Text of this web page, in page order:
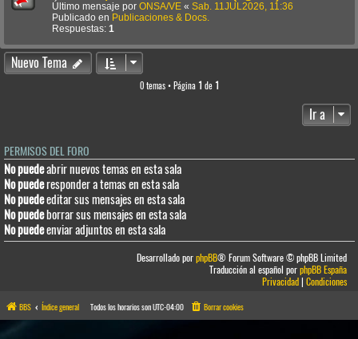
Último mensaje por ONSA/VE « Sab. 11JUL2026, 11:36
Publicado en Publicaciones & Docs.
Respuestas: 1
Nuevo Tema
0 temas • Página 1 de 1
Ir a
PERMISOS DEL FORO
No puedeabrir nuevos temas en esta sala
No puederesponder a temas en esta sala
No puedeeditar sus mensajes en esta sala
No puedeborrar sus mensajes en esta sala
No puedeenviar adjuntos en esta sala
Desarrollado porphpBB® Forum Software © phpBB Limited
Traducción al español porphpBB España
Privacidad|Condiciones
BBS Índice general Todos los horarios sonUTC-04:00 Borrar cookies